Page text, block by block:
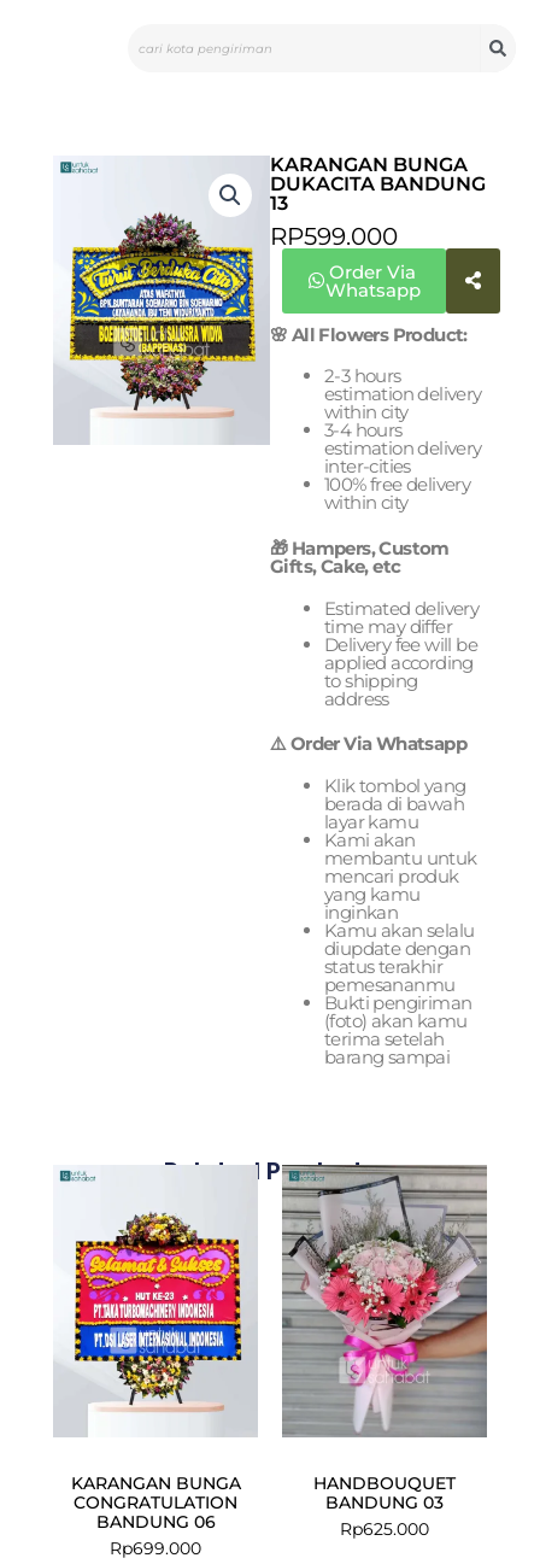
KARANGAN BUNGA
DUKACITA BANDUNG
13
RP599.000
Order Via
Whatsapp
🌸 All Flowers Product:
2-3 hours
estimation delivery
within city
3-4 hours
estimation delivery
inter-cities
100% free delivery
within city
🎁 Hampers, Custom
Gifts, Cake, etc
Estimated delivery
time may differ
Delivery fee will be
applied according
to shipping
address
⚠️ Order Via Whatsapp
Klik tombol yang
berada di bawah
layar kamu
Kami akan
membantu untuk
mencari produk
yang kamu
inginkan
Kamu akan selalu
diupdate dengan
status terakhir
pemesananmu
Bukti pengiriman
(foto) akan kamu
terima setelah
barang sampai
Related Products
KARANGAN BUNGA
CONGRATULATION
BANDUNG 06
Rp699.000
HANDBOUQUET
BANDUNG 03
Rp625.000